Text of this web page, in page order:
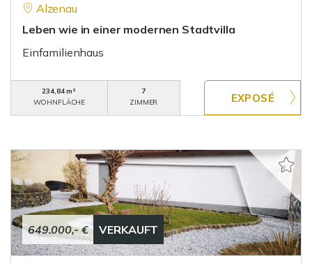
Alzenau
Leben wie in einer modernen Stadtvilla
Einfamilienhaus
234,84 m²
WOHNFLÄCHE
7
ZIMMER
649.000,- € VERKAUFT